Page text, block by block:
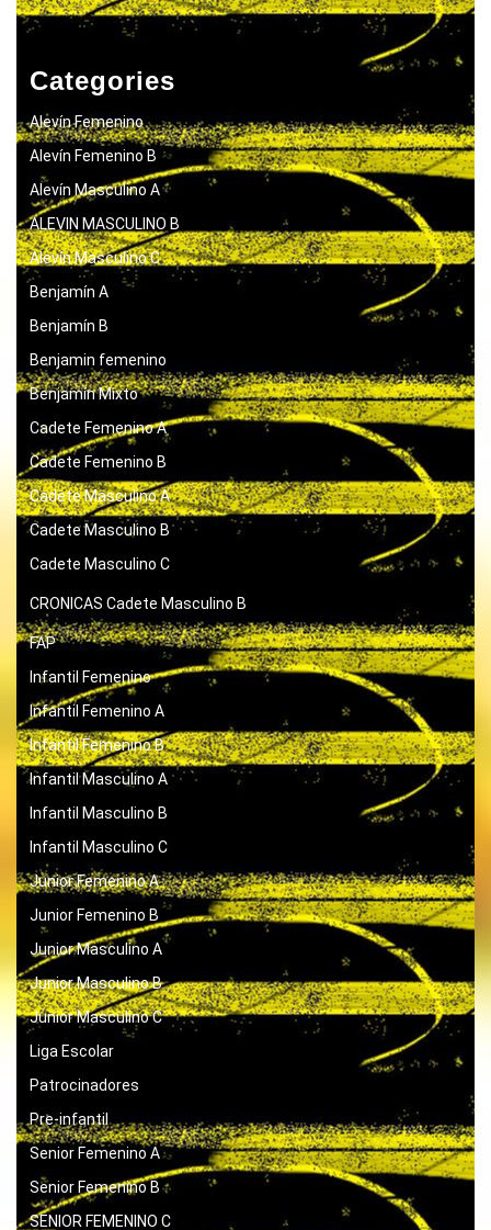
Categories
Alevín Femenino
Alevín Femenino B
Alevín Masculino A
ALEVIN MASCULINO B
Alevín Masculino C
Benjamín A
Benjamín B
Benjamin femenino
Benjamín Mixto
Cadete Femenino A
Cadete Femenino B
Cadete Masculino A
Cadete Masculino B
Cadete Masculino C
CRONICAS Cadete Masculino B
FAP
Infantil Femenino
Infantil Femenino A
Infantil Femenino B
Infantil Masculino A
Infantil Masculino B
Infantil Masculino C
Junior Femenino A
Junior Femenino B
Junior Masculino A
Junior Masculino B
Junior Masculino C
Liga Escolar
Patrocinadores
Pre-infantil
Senior Femenino A
Senior Femenino B
SENIOR FEMENINO C